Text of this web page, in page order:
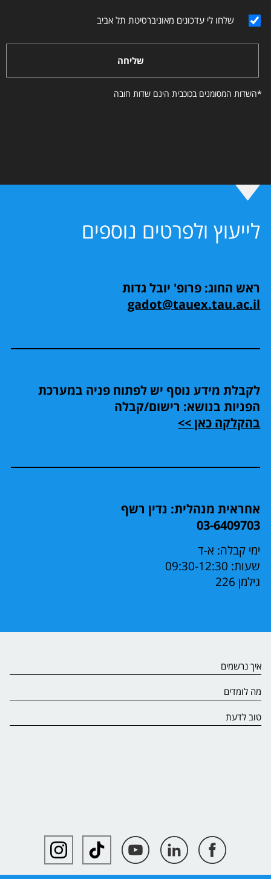
שלחו לי עדכונים מאוניברסיטת תל אביב
שליחה
*השדות המסומנים בכוכבית הינם שדות חובה
לייעוץ ולפרטים נוספים
ראש החוג: פרופ' יובל גדות
gadot@tauex.tau.ac.il
לקבלת מידע נוסף יש לפתוח פניה במערכת
הפניות בנושא: רישום/קבלה
בהקלקה כאן >>
אחראית מנהלית: נדין רשף
03-6409703
ימי קבלה: א-ד
שעות: 09:30-12:30
גילמן 226
איך נרשמים
מה לומדים
טוב לדעת